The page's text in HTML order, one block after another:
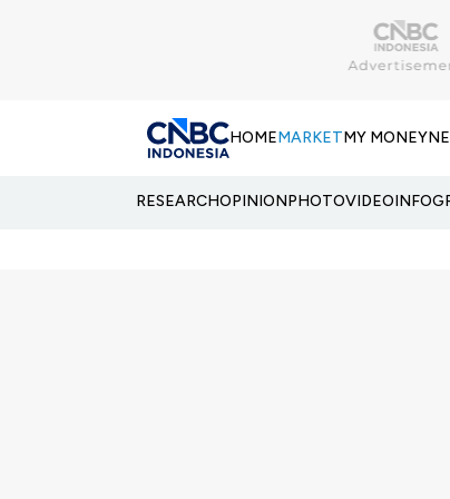
HOMEMARKETMY MONEY
RESEARCHOPINIONPHOTOVIDEO